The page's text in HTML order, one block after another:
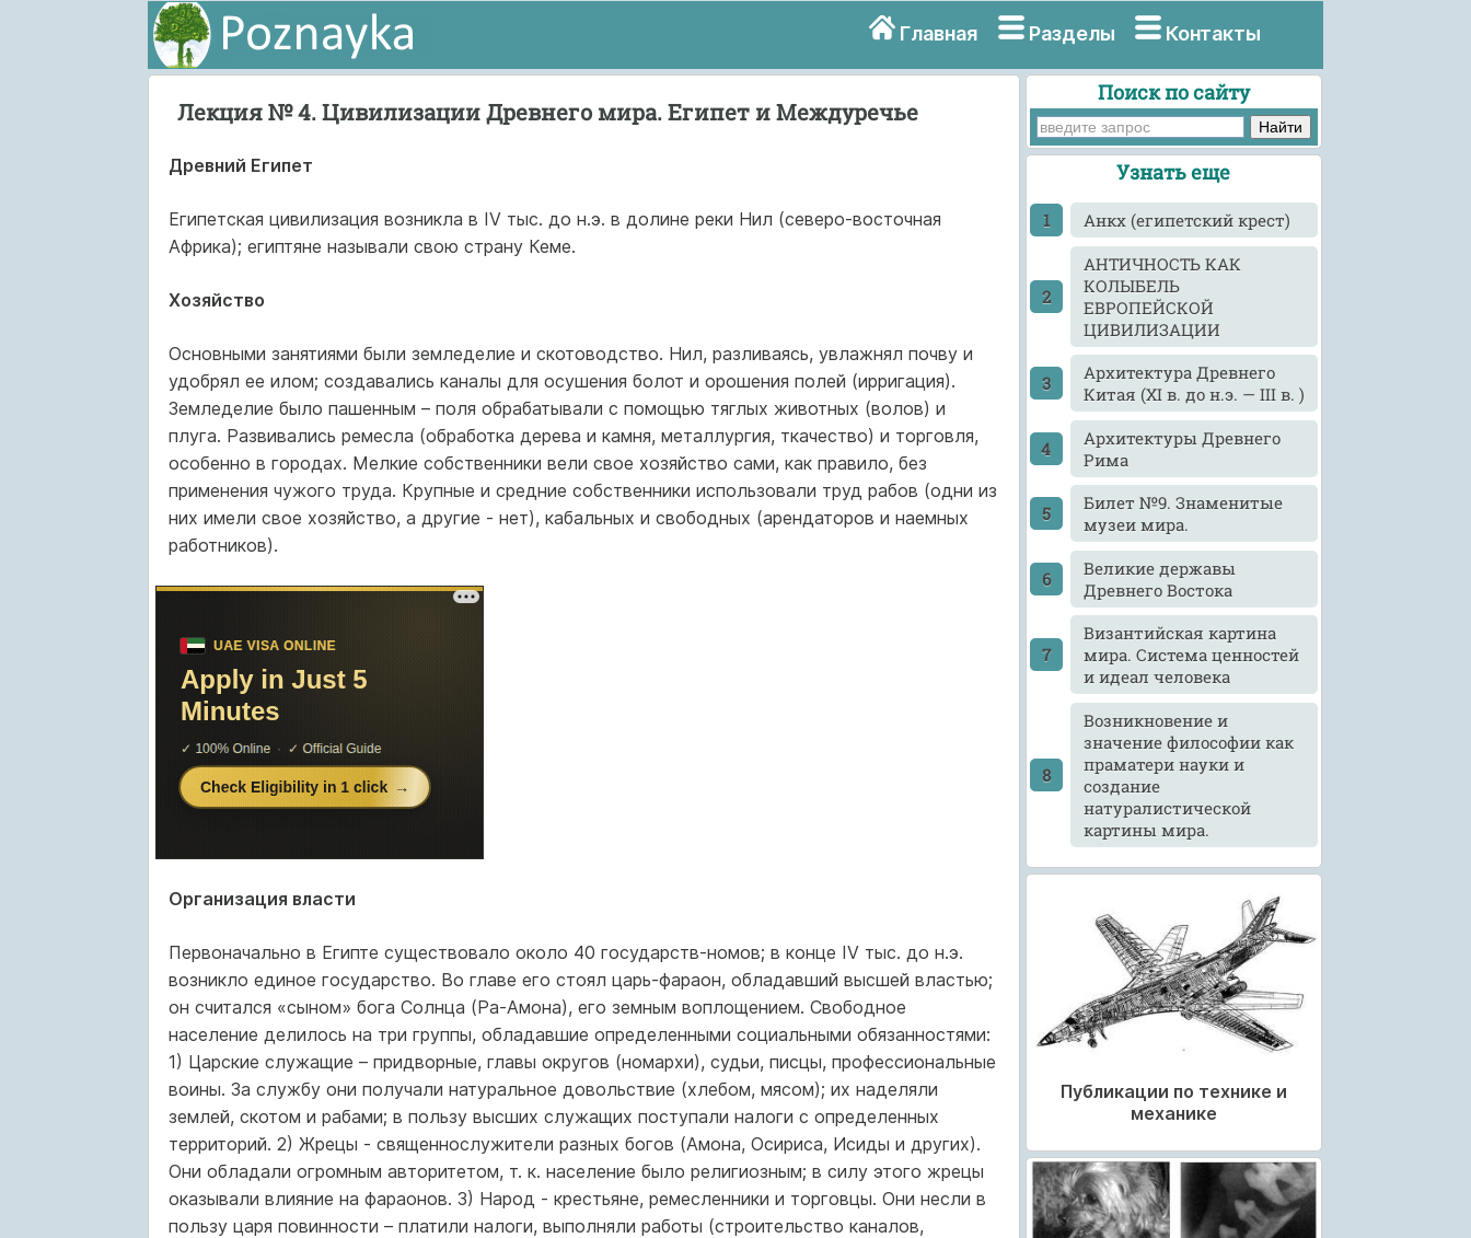
Главная Разделы Контакты
Лекция № 4. Цивилизации Древнего мира. Египет и Междуречье
Древний Египет
Египетская цивилизация возникла в IV тыс. до н.э. в долине реки Нил (северо-восточная
Африка); египтяне называли свою страну Кеме.
Хозяйство
Основными занятиями были земледелие и скотоводство. Нил, разливаясь, увлажнял почву и
удобрял ее илом; создавались каналы для осушения болот и орошения полей (ирригация).
Земледелие было пашенным – поля обрабатывали с помощью тяглых животных (волов) и
плуга. Развивались ремесла (обработка дерева и камня, металлургия, ткачество) и торговля,
особенно в городах. Мелкие собственники вели свое хозяйство сами, как правило, без
применения чужого труда. Крупные и средние собственники использовали труд рабов (одни из
них имели свое хозяйство, а другие - нет), кабальных и свободных (арендаторов и наемных
работников).
Организация власти
Первоначально в Египте существовало около 40 государств-номов; в конце IV тыс. до н.э.
возникло единое государство. Во главе его стоял царь-фараон, обладавший высшей властью;
он считался «сыном» бога Солнца (Ра-Амона), его земным воплощением. Свободное
население делилось на три группы, обладавшие определенными социальными обязанностями:
1) Царские служащие – придворные, главы округов (номархи), судьи, писцы, профессиональные
воины. За службу они получали натуральное довольствие (хлебом, мясом); их наделяли
землей, скотом и рабами; в пользу высших служащих поступали налоги с определенных
территорий. 2) Жрецы - священнослужители разных богов (Амона, Осириса, Исиды и других).
Они обладали огромным авторитетом, т. к. население было религиозным; в силу этого жрецы
оказывали влияние на фараонов. 3) Народ - крестьяне, ремесленники и торговцы. Они несли в
пользу царя повинности – платили налоги, выполняли работы (строительство каналов,
Поиск по сайту
Узнать еще
Анкх (египетский крест)
АНТИЧНОСТЬ КАК
КОЛЫБЕЛЬ
ЕВРОПЕЙСКОЙ
ЦИВИЛИЗАЦИИ
Архитектура Древнего
Китая (XI в. до н.э. — III в. )
Архитектуры Древнего
Рима
Билет №9. Знаменитые
музеи мира.
Великие державы
Древнего Востока
Византийская картина
мира. Система ценностей
и идеал человека
Возникновение и
значение философии как
праматери науки и
создание
натуралистической
картины мира.
Публикации по технике и
механике